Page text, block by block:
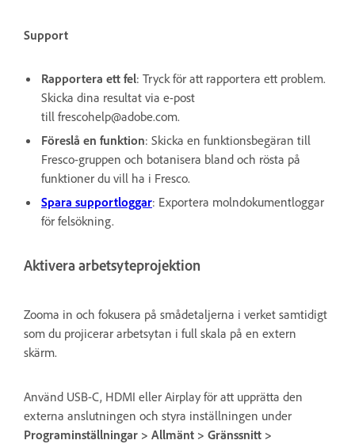
Support
Rapportera ett fel: Tryck för att rapportera ett problem.
Skicka dina resultat via e-post
till frescohelp@adobe.com.
Föreslå en funktion: Skicka en funktionsbegäran till
Fresco-gruppen och botanisera bland och rösta på
funktioner du vill ha i Fresco.
Spara supportloggar: Exportera molndokumentloggar
för felsökning.
Aktivera arbetsyteprojektion
Zooma in och fokusera på smådetaljerna i verket samtidigt
som du projicerar arbetsytan i full skala på en extern
skärm.
Använd USB-C, HDMI eller Airplay för att upprätta den
externa anslutningen och styra inställningen under
Programinställningar > Allmänt > Gränssnitt >